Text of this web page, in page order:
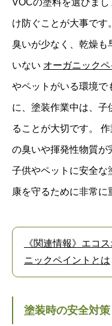
け防ぐことが大事です
臭いが少なく、乾燥も
いない オーガニックペ
やペットがいる環境で
に、塗装作業中は、子
ることが大切です。
の臭いや揮発性物質が
子供やペットに安全な
康を守るために非常に
《関連情報》エコ
ニックペイントとは
塗装時の安全対策